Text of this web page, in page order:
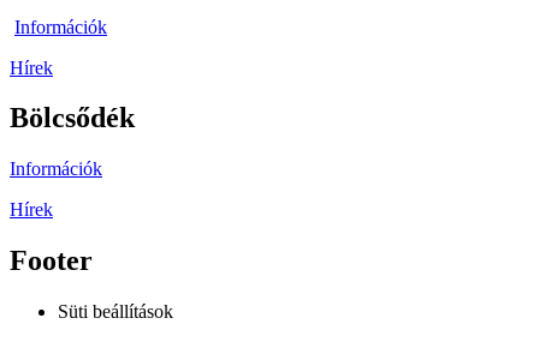
Információk
Hírek
Bölcsődék
Információk
Hírek
Footer
Süti beállítások